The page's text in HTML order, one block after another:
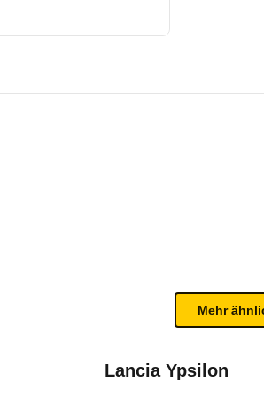
Fahrzeug.
sind, entnehmen Sie bitte
sowie Kopfairbags
Lancia Ypsilon
Mehr